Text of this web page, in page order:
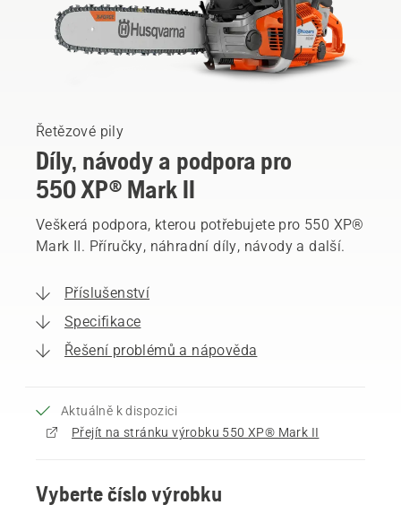
Řetězové pily
Díly, návody a podpora pro
550 XP® Mark II
Veškerá podpora, kterou potřebujete pro 550 XP®
Mark II. Příručky, náhradní díly, návody a další.
Příslušenství
Specifikace
Řešení problémů a nápověda
Aktuálně k dispozici
Přejít na stránku výrobku 550 XP® Mark II
Vyberte číslo výrobku